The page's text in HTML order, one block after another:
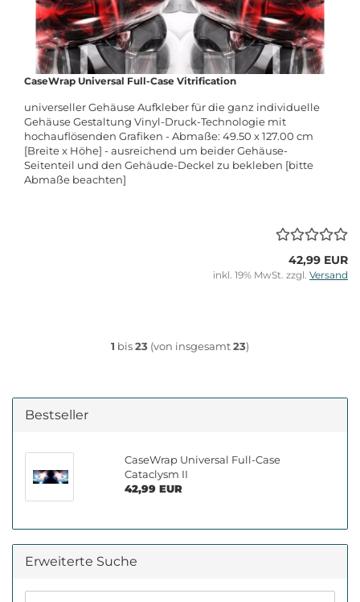
CaseWrap Universal Full-Case Vitrification
universeller Gehäuse Aufkleber für die ganz individuelle
Gehäuse Gestaltung Vinyl-Druck-Technologie mit
hochauflösenden Grafiken - Abmaße: 49.50 x 127.00 cm
[Breite x Höhe] - ausreichend um beider Gehäuse-
Seitenteil und den Gehäude-Deckel zu bekleben [bitte
Abmaße beachten]
42,99 EUR
inkl. 19% MwSt. zzgl. Versand
1 bis23 (von insgesamt23)
Bestseller
CaseWrap Universal Full-Case
Cataclysm II
42,99 EUR
Erweiterte Suche